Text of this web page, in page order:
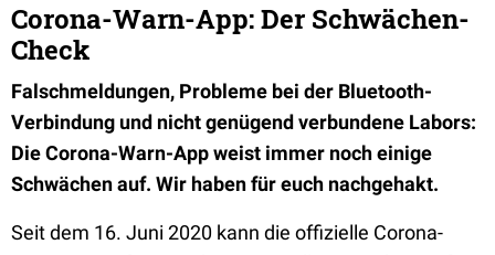
Corona-Warn-App: Der Schwächen-
Check
Falschmeldungen, Probleme bei der Bluetooth-
Verbindung und nicht genügend verbundene Labors:
Die Corona-Warn-App weist immer noch einige
Schwächen auf. Wir haben für euch nachgehakt.
Seit dem 16. Juni 2020 kann die offizielle Corona-